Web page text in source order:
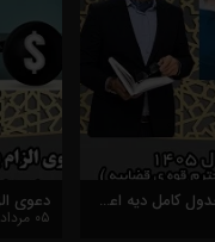
جرم صدور تصدیق یا گواهی خلاف واقع توسط پزشک یا دیگر اشخاص، مفهوم و مجازات بر اساس رویه ی قضایی استان قم